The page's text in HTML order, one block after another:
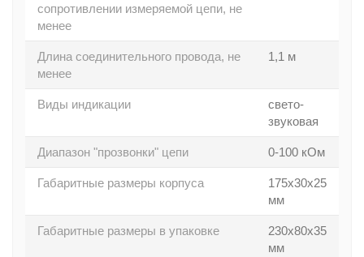
сопротивлении измеряемой цепи, не
менее
Длина соединительного провода, не
менее
1,1 м
Виды индикации
свето-
звуковая
Диапазон "прозвонки" цепи 0-100 кОм
Габаритные размеры корпуса
175х30х25
мм
Габаритные размеры в упаковке
230х80х35
мм